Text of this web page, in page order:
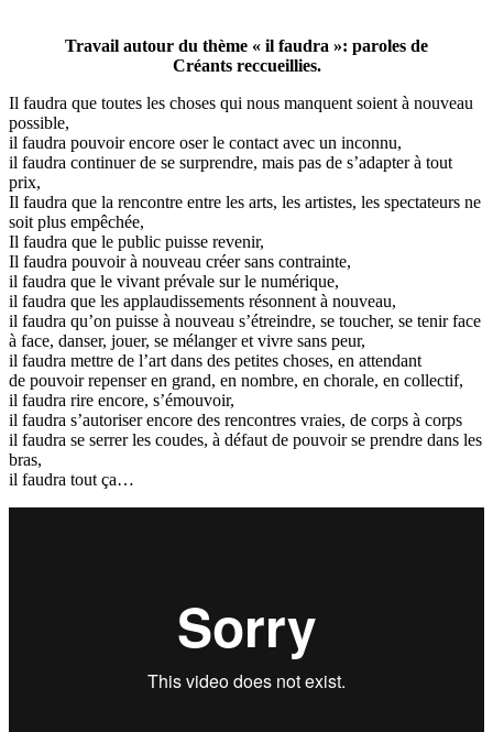
Travail autour du thème « il faudra »: paroles de
Créants reccueillies.
Il faudra que toutes les choses qui nous manquent soient à nouveau
possible,
il faudra pouvoir encore oser le contact avec un inconnu,
il faudra continuer de se surprendre, mais pas de s’adapter à tout
prix,
Il faudra que la rencontre entre les arts, les artistes, les spectateurs ne
soit plus empêchée,
Il faudra que le public puisse revenir,
Il faudra pouvoir à nouveau créer sans contrainte,
il faudra que le vivant prévale sur le numérique,
il faudra que les applaudissements résonnent à nouveau,
il faudra qu’on puisse à nouveau s’étreindre, se toucher, se tenir face
à face, danser, jouer, se mélanger et vivre sans peur,
il faudra mettre de l’art dans des petites choses, en attendant
de pouvoir repenser en grand, en nombre, en chorale, en collectif,
il faudra rire encore, s’émouvoir,
il faudra s’autoriser encore des rencontres vraies, de corps à corps
il faudra se serrer les coudes, à défaut de pouvoir se prendre dans les
bras,
il faudra tout ça…